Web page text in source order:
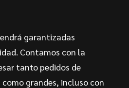
garantizadas
Contamos con la
tanto pedidos de
grandes, incluso con